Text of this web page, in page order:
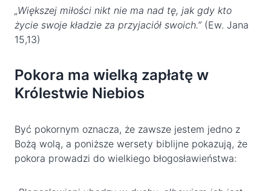
„Większej miłości nikt nie ma nad tę, jak gdy kto
życie swoje kładzie za przyjaciół swoich.” (Ew. Jana
15,13)
Pokora ma wielką zapłatę w
Królestwie Niebios
Być pokornym oznacza, że zawsze jestem jedno z
Bożą wolą, a poniższe wersety biblijne pokazują, że
pokora prowadzi do wielkiego błogosławieństwa: